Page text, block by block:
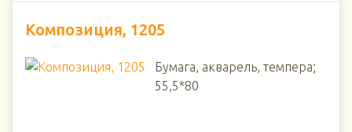
Композиция, 1205
Бумага, акварель, темпера;
55,5*80